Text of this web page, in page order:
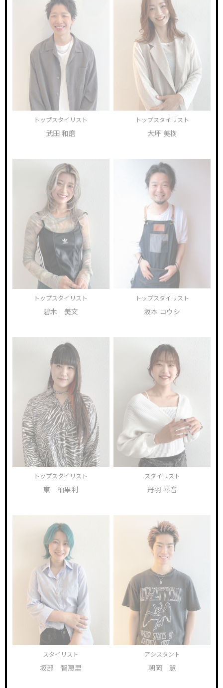
トップスタイリスト
武田 和磨
トップスタイリスト
大坪 美樹
トップスタイリスト
碧木 美文
トップスタイリスト
坂本 コウシ
トップスタイリスト
東 柚果利
スタイリスト
丹羽 琴音
スタイリスト
坂部 智恵里
アシスタント
朝岡 慧